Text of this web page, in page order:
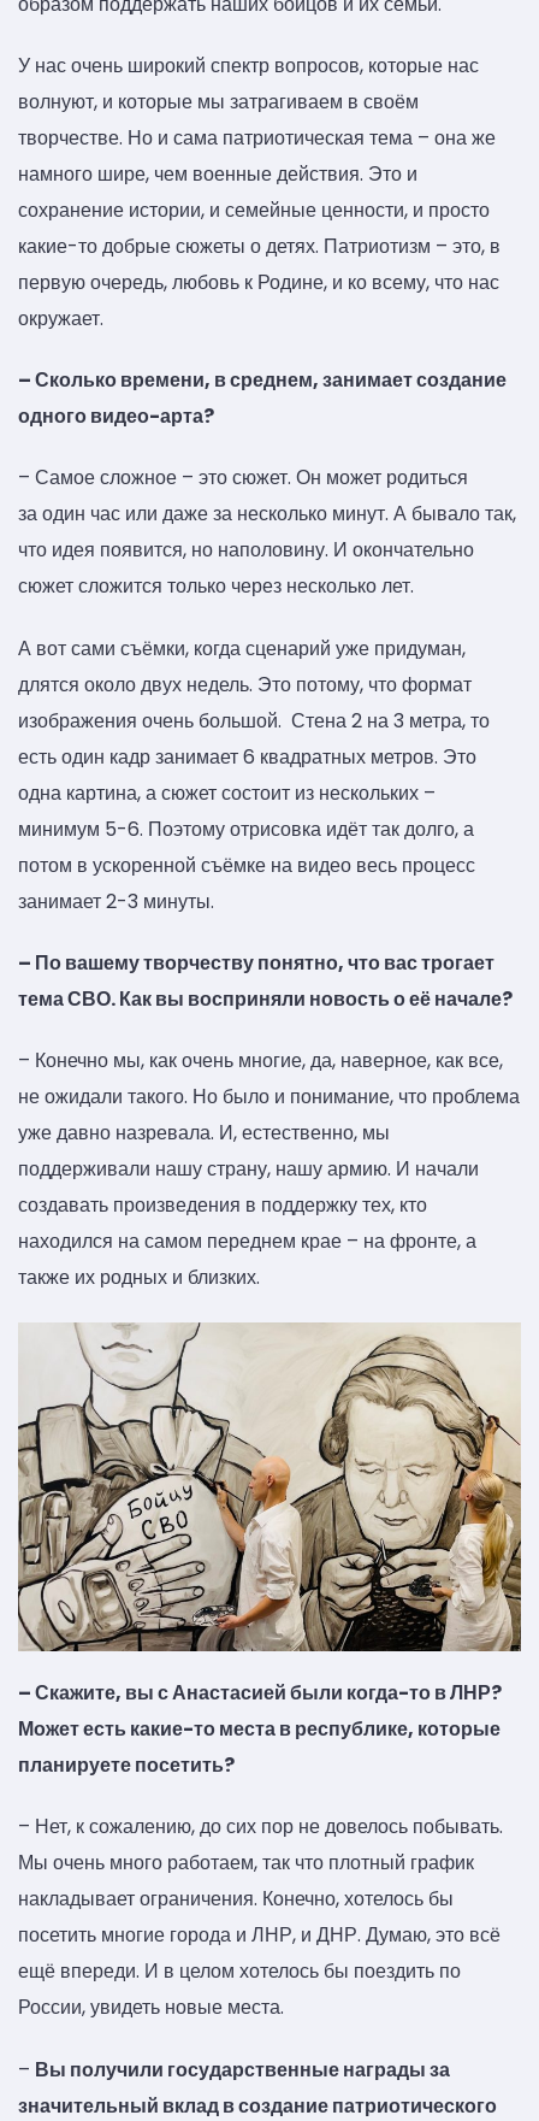
У нас очень широкий спектр вопросов, которые нас
волнуют, и которые мы затрагиваем в своём
творчестве. Но и сама патриотическая тема – она же
намного шире, чем военные действия. Это и
сохранение истории, и семейные ценности, и просто
какие-то добрые сюжеты о детях. Патриотизм – это, в
первую очередь, любовь к Родине, и ко всему, что нас
окружает.
– Сколько времени, в среднем, занимает создание
одного видео-арта?
– Самое сложное – это сюжет. Он может родиться
за один час или даже за несколько минут. А бывало так,
что идея появится, но наполовину. И окончательно
сюжет сложится только через несколько лет.
А вот сами съёмки, когда сценарий уже придуман,
длятся около двух недель. Это потому, что формат
изображения очень большой. Стена 2 на 3 метра, то
есть один кадр занимает 6 квадратных метров. Это
одна картина, а сюжет состоит из нескольких –
минимум 5-6. Поэтому отрисовка идёт так долго, а
потом в ускоренной съёмке на видео весь процесс
занимает 2-3 минуты.
– По вашему творчеству понятно, что вас трогает
тема СВО. Как вы восприняли новость о её начале?
– Конечно мы, как очень многие, да, наверное, как все,
не ожидали такого. Но было и понимание, что проблема
уже давно назревала. И, естественно, мы
поддерживали нашу страну, нашу армию. И начали
создавать произведения в поддержку тех, кто
находился на самом переднем крае – на фронте, а
также их родных и близких.
– Скажите, вы с Анастасией были когда-то в ЛНР?
Может есть какие-то места в республике, которые
планируете посетить?
– Нет, к сожалению, до сих пор не довелось побывать.
Мы очень много работаем, так что плотный график
накладывает ограничения. Конечно, хотелось бы
посетить многие города и ЛНР, и ДНР. Думаю, это всё
ещё впереди. И в целом хотелось бы поездить по
России, увидеть новые места.
– Вы получили государственные награды за
значительный вклад в создание патриотического